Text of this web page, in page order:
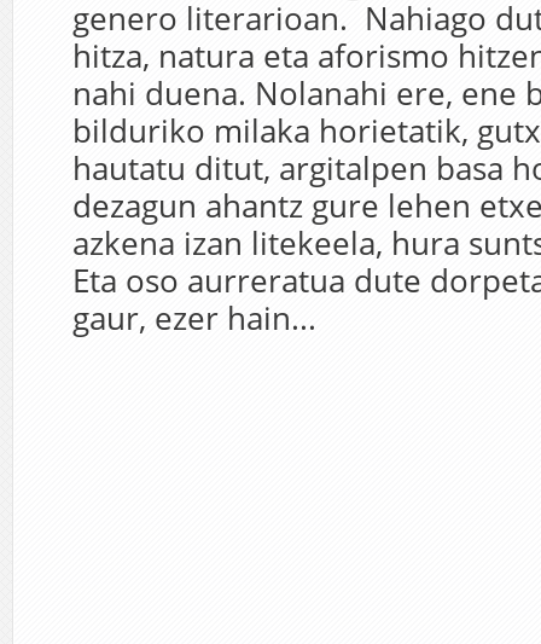
genero literarioan. Nahiago
hitza, natura eta aforismo
nahi duena. Nolanahi ere, ene
bilduriko milaka horietatik,
hautatu ditut, argitalpen basa
dezagun ahantz gure lehen
azkena izan litekeela, hura
Eta oso aurreratua dute
gaur, ezer hain...